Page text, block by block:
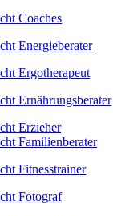
Coaches
Energieberater
Ergotherapeut
Ernährungsberater
Erzieher
Familienberater
Fitnesstrainer
Fotograf